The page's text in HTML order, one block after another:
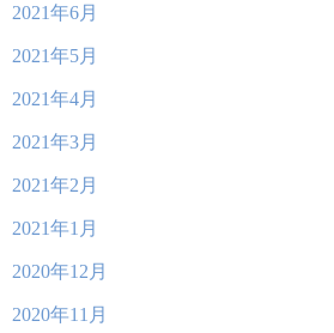
2021年6月
2021年5月
2021年4月
2021年3月
2021年2月
2021年1月
2020年12月
2020年11月